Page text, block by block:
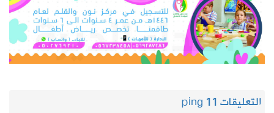
التعليقات 1 1 ping